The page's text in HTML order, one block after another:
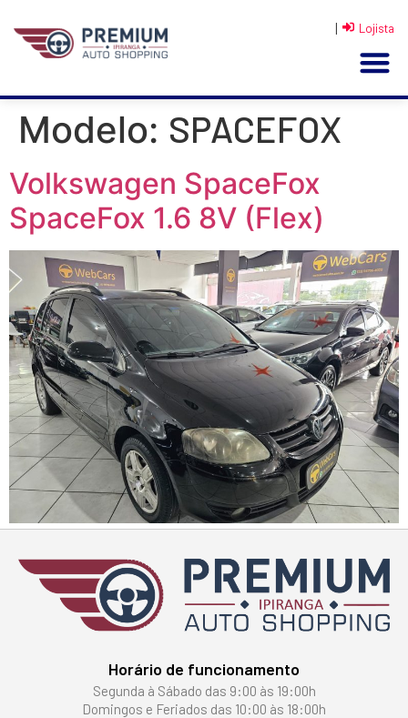
| Lojista
Modelo: SPACEFOX
Volkswagen SpaceFox
SpaceFox 1.6 8V (Flex)
Horário de funcionamento
Segunda à Sábado das 9:00 às 19:00h
Domingos e Feriados das 10:00 às 18:00h